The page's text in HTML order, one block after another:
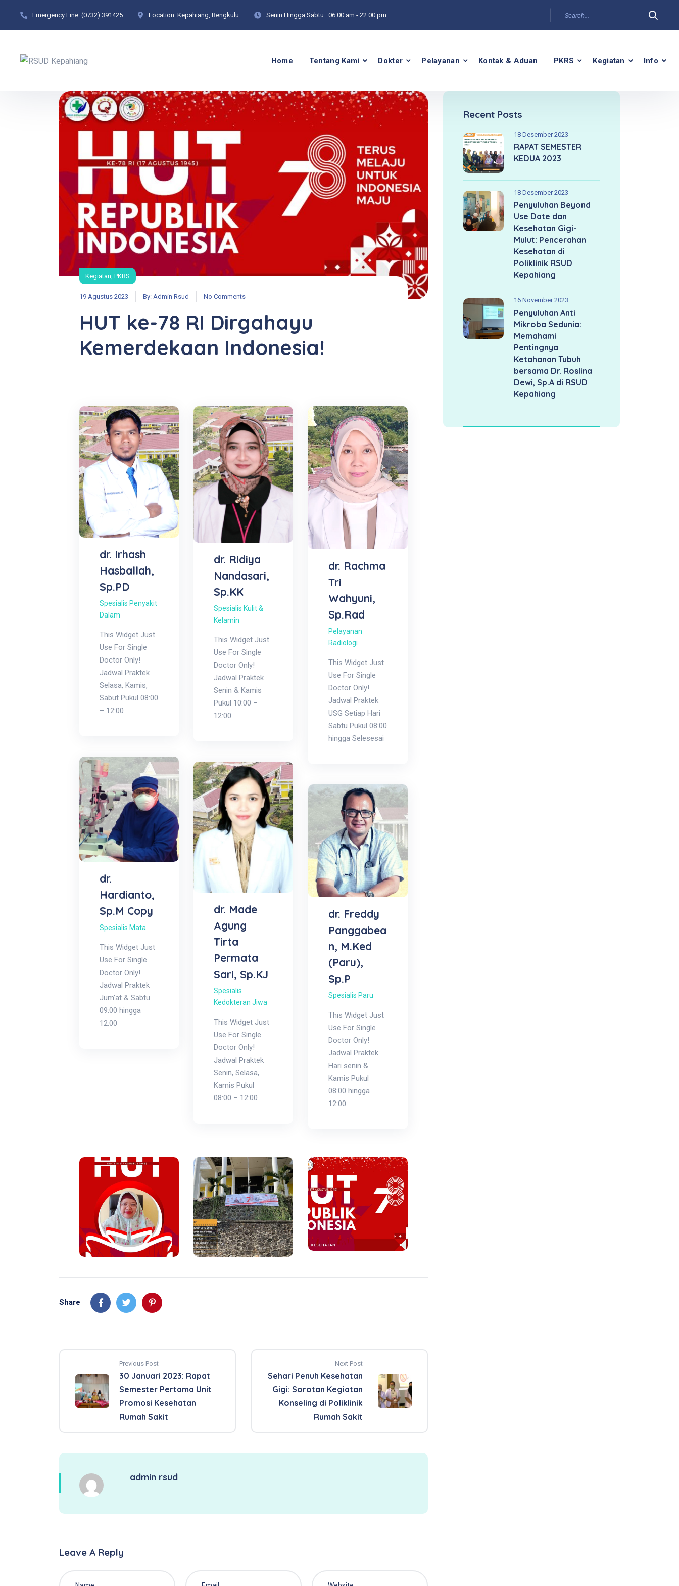
Emergency Line: (0732) 391425 Location: Kepahiang, Bengkulu Senin Hingga Sabtu : 06:00 am - 22:00 pm
Home Tentang Kami Dokter Pelayanan Kontak & Aduan PKRS Kegiatan Info
Kegiatan PKRS
19 Agustus 2023 By: Admin Rsud No Comments
HUT ke-78 RI Dirgahayu
Kemerdekaan Indonesia!
dr. Irhash
Hasballah,
Sp.PD
Spesialis Penyakit
Dalam
This Widget Just
Use For Single
Doctor Only!
Jadwal Praktek
Selasa, Kamis,
Sabut Pukul 08:00
– 12:00
dr. Ridiya
Nandasari,
Sp.KK
Spesialis Kulit &
Kelamin
This Widget Just
Use For Single
Doctor Only!
Jadwal Praktek
Senin & Kamis
Pukul 10:00 –
12:00
dr. Rachma
Tri
Wahyuni,
Sp.Rad
Pelayanan
Radiologi
This Widget Just
Use For Single
Doctor Only!
Jadwal Praktek
USG Setiap Hari
Sabtu Pukul 08:00
hingga Selesesai
dr.
Hardianto,
Sp.M Copy
Spesialis Mata
This Widget Just
Use For Single
Doctor Only!
Jadwal Praktek
Jum’at & Sabtu
09:00 hingga
12:00
dr. Made
Agung
Tirta
Permata
Sari, Sp.KJ
Spesialis
Kedokteran Jiwa
This Widget Just
Use For Single
Doctor Only!
Jadwal Praktek
Senin, Selasa,
Kamis Pukul
08:00 – 12:00
dr. Freddy
Panggabea
n, M.Ked
(Paru),
Sp.P
Spesialis Paru
This Widget Just
Use For Single
Doctor Only!
Jadwal Praktek
Hari senin &
Kamis Pukul
08:00 hingga
12:00
Share
Previous Post
30 Januari 2023: Rapat
Semester Pertama Unit
Promosi Kesehatan
Rumah Sakit
Next Post
Sehari Penuh Kesehatan
Gigi: Sorotan Kegiatan
Konseling di Poliklinik
Rumah Sakit
admin rsud
Leave A Reply
Recent Posts
18 Desember 2023
RAPAT SEMESTER
KEDUA 2023
18 Desember 2023
Penyuluhan Beyond
Use Date dan
Kesehatan Gigi-
Mulut: Pencerahan
Kesehatan di
Poliklinik RSUD
Kepahiang
16 November 2023
Penyuluhan Anti
Mikroba Sedunia:
Memahami
Pentingnya
Ketahanan Tubuh
bersama Dr. Roslina
Dewi, Sp.A di RSUD
Kepahiang